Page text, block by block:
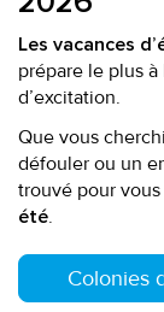
Les vacances
prépare le plus
d’excitation.
Que vous
défouler ou un
trouvé pour vous
été.
Colonies